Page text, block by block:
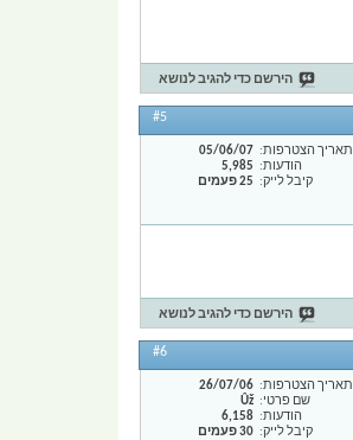
הירשם כדי להגיב לנושא
#5
תאריך הצטרפות
05/06/07
הודעות
5,985
קיבל לייק
25 פעמים
הירשם כדי להגיב לנושא
#6
תאריך הצטרפות
26/07/06
שם פרטי
Ûž
הודעות
6,158
קיבל לייק
30 פעמים